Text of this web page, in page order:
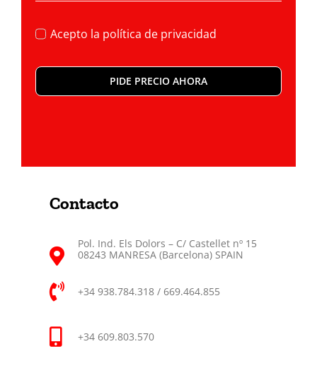
Acepto la política de privacidad
PIDE PRECIO AHORA
Contacto
Pol. Ind. Els Dolors – C/ Castellet nº 15
08243 MANRESA (Barcelona) SPAIN
+34 938.784.318 / 669.464.855
+34 609.803.570